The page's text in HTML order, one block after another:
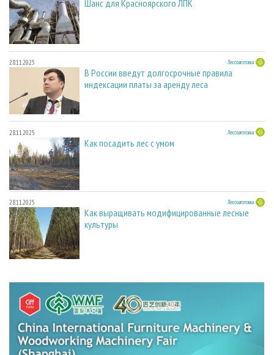
Шанс для Красноярского ЛПК
28.11.2025 Лесозаготовка
В России введут долгосрочные правила
индексации платы за аренду леса
28.11.2025 Лесозаготовка
Как посадить лес с умом
28.11.2025 Лесозаготовка
Как выращивать модифицированные лесные
культуры